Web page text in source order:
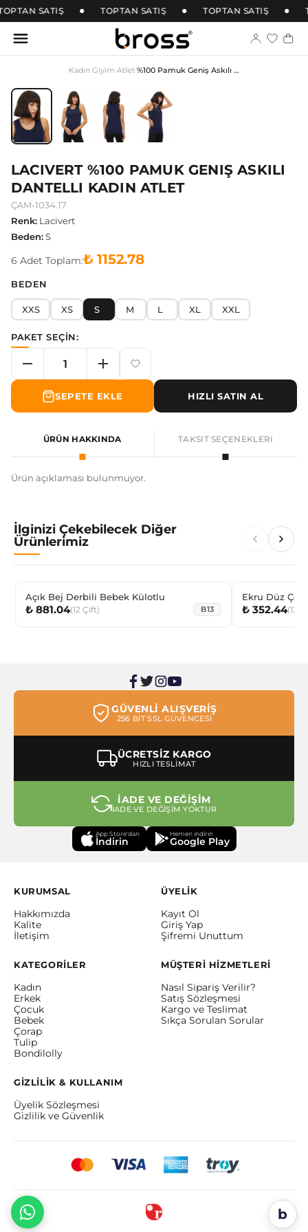
SATIŞ TOPTAN SATIŞ TOPTAN SATIŞ
Kadın Giyim›Atlet› %100 Pamuk Geniş Askılı Dantelli Kadın Atlet
LACIVERT %100 PAMUK GENIŞ ASKILI
DANTELLI KADIN ATLET
ÇAM-1034.17
Renk: Lacivert
Beden:S
6 Adet Toplam:₺ 1152.78
BEDEN
XXS XS S M L XL XXL
PAKET SEÇİN:
SEPETE EKLE HIZLI SATIN AL
ÜRÜN HAKKINDA TAKSIT SEÇENEKLERI
Ürün açıklaması bulunmuyor.
İlginizi Çekebilecek Diğer
Ürünlerimiz
Açık Bej Derbili Bebek Külotlu
₺ 881.04(12 Çift) B13
Ekru Düz
₺ 352.44(12
GÜVENLİ ALIŞVERİŞ
256 BİT SSL GÜVENCESİ
ÜCRETSİZ KARGO
HIZLI TESLİMAT
İADE VE DEĞİŞİM
İADE VE DEĞİŞİM YOKTUR
App Store'dan
İndirin
Hemen indirin
Google Play
KURUMSAL
Hakkımızda
Kalite
İletişim
ÜYELİK
Kayıt Ol
Giriş Yap
Şifremi Unuttum
KATEGORİLER
Kadın
Erkek
Çocuk
Bebek
Çorap
Tulip
Bondilolly
MÜŞTERİ HİZMETLERİ
Nasıl Sipariş Verilir?
Satış Sözleşmesi
Kargo ve Teslimat
Sıkça Sorulan Sorular
GİZLİLİK & KULLANIM
Üyelik Sözleşmesi
Gizlilik ve Güvenlik
b